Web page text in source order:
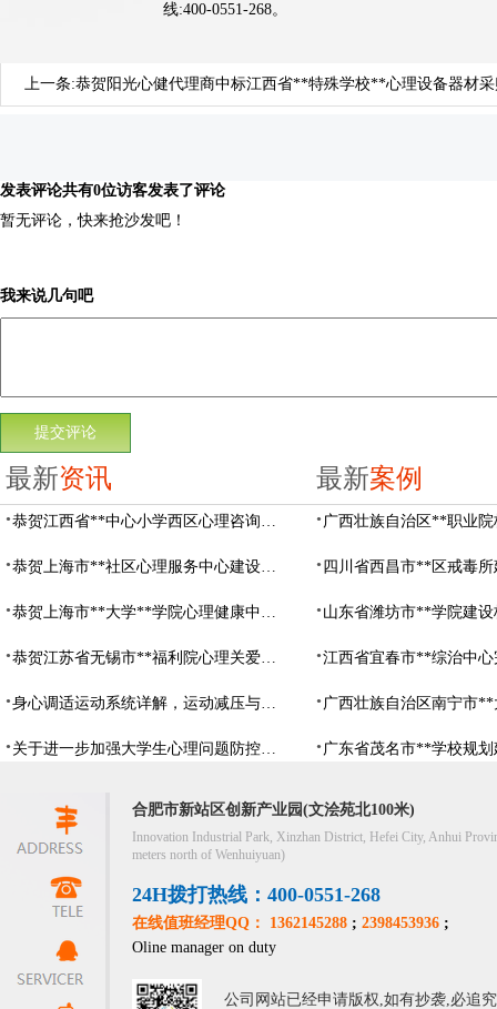
线:400-0551-268。
上一条:恭贺阳光心健代理商中标江西省**特殊学校**心理设备器材
发表评论共有0位访客发表了评论
暂无评论，快来抢沙发吧！
我来说几句吧
最新资讯
恭贺江西省**中心小学西区心理咨询教室设备采购项目由阳光心健代理商中标
恭贺上海市**社区心理服务中心建设项目由阳光心健代理商中标
恭贺上海市**大学**学院心理健康中心建设项目由阳光心健代理商中标
恭贺江苏省无锡市**福利院心理关爱中心建设项目由阳光心健代理商中标
身心调适运动系统详解，运动减压与心理调适全指南
关于进一步加强大学生心理问题防控，防控大学生心理危机
最新案例
合肥市新站区创新产业园(文浍苑北100米)
Innovation Industrial Park, Xinzhan District, Hefei City, Anhui
meters north of Wenhuiyuan)
24H拨打热线：400-0551-268
在线值班经理QQ： 1362145288 ; 2398453936 ;
Oline manager on duty
公司网站已经申请版权,如有抄袭,必追